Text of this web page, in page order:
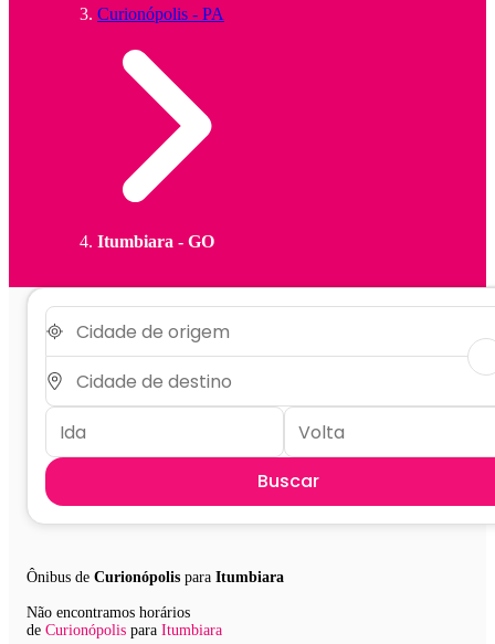
Curionópolis - PA
Itumbiara - GO
Buscar
Ônibus de Curionópolis para Itumbiara
Não encontramos horários
de Curionópolis para Itumbiara